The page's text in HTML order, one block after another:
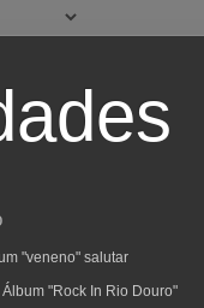
"veneno" salutar
"Rock In Rio Douro"